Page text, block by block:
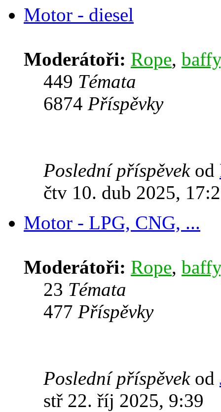
Motor - diesel
Moderátoři: Rope, baffy
449 Témata
6874 Příspěvky
Poslední příspěvekod
čtv 10. dub 2025,
Motor - LPG, CNG, ...
Moderátoři: Rope, baffy
23 Témata
477 Příspěvky
Poslední příspěvekod
stř 22. říj 2025, 9:39